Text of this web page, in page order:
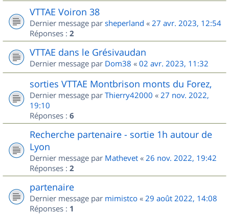
VTTAE Voiron 38
Dernier message par sheperland « 27 avr. 2023, 12:54
Réponses : 2
VTTAE dans le Grésivaudan
Dernier message par Dom38 « 02 avr. 2023, 11:32
sorties VTTAE Montbrison monts du Forez,
Dernier message par Thierry42000 « 27 nov. 2022,
19:10
Réponses : 6
Recherche partenaire - sortie 1h autour de
Lyon
Dernier message par Mathevet « 26 nov. 2022, 19:42
Réponses : 2
partenaire
Dernier message par mimistco « 29 août 2022, 14:08
Réponses : 1